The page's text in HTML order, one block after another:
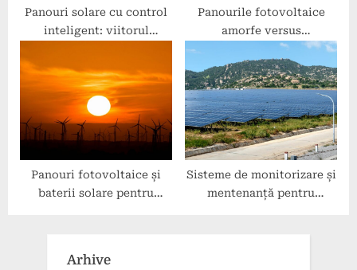
Panouri solare cu control
inteligent: viitorul
Panourile fotovoltaice
amorfe versus
monocristaline: avantaje și
dezavantaje
Panouri fotovoltaice și
baterii solare pentru
Sisteme de monitorizare și
mentenanță pentru
Arhive